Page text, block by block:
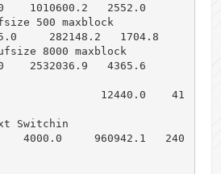
1010600.2   2552.0
500 maxblock
282148.2   1704.8
8000 maxblock
2532036.9   4365.6
12440.0    41
Switchin
4000.0     960942.1   240